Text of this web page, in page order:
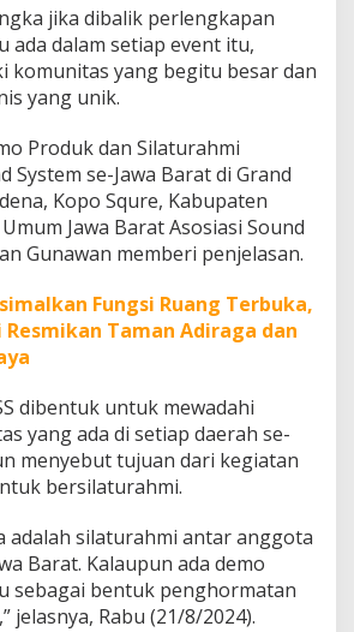
B
a
r
a
t
u
p
u
l
d
a
n
n
jika dibalik perlengkapan
ada dalam setiap event itu,
komunitas yang begitu besar dan
yang unik.
Produk dan Silaturahmi
System se-Jawa Barat di Grand
Kopo Squre, Kabupaten
Jawa Barat Asosiasi Sound
Gunawan memberi penjelasan.
Fungsi Ruang Terbuka,
Taman Adiraga dan
dibentuk untuk mewadahi
yang ada di setiap daerah se-
menyebut tujuan dari kegiatan
bersilaturahmi.
adalah silaturahmi antar anggota
Barat. Kalaupun ada demo
sebagai bentuk penghormatan
jelasnya, Rabu (21/8/2024).